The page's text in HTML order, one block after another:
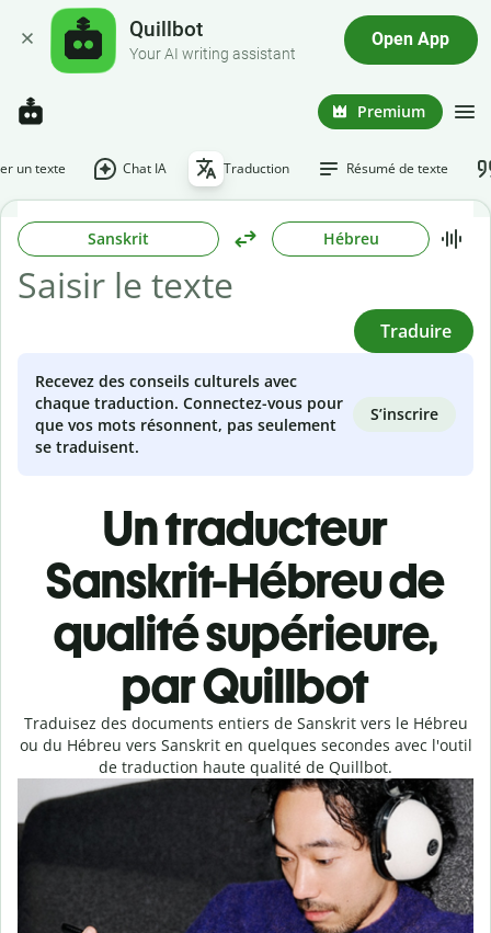
Quillbot
Your AI writing assistant
Open App
Premium
un texte Chat IA Traduction Résumé de texte
Sanskrit Hébreu
Traduire
Recevez des conseils culturels avec
chaque traduction. Connectez-vous pour
que vos mots résonnent, pas seulement
se traduisent.
S’inscrire
Un traducteur
Sanskrit-Hébreu de
qualité supérieure,
par Quillbot
Traduisez des documents entiers de Sanskrit vers le Hébreu
ou du Hébreu vers Sanskrit en quelques secondes avec l'outil
de traduction haute qualité de Quillbot.